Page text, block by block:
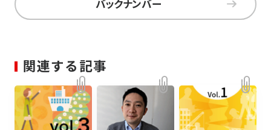
バックナンバー
関連する記事